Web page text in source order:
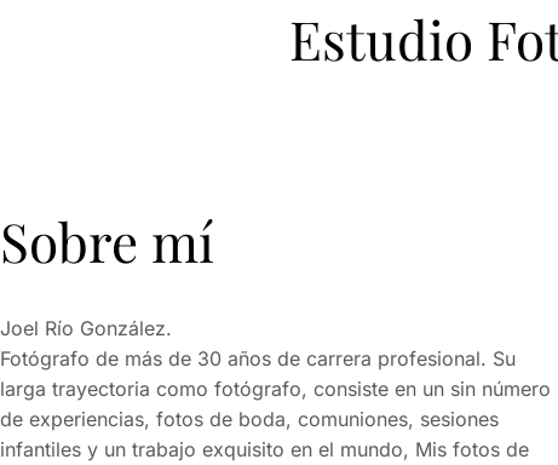
Estudio
Sobre mí
Joel Río González.
Fotógrafo de más de 30 años de carrera profesional. Su
larga trayectoria como fotógrafo, consiste en un sin número
de experiencias, fotos de boda, comuniones, sesiones
infantiles y un trabajo exquisito en el mundo, Mis fotos de